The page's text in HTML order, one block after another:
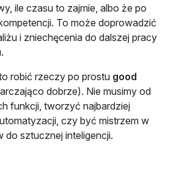
ile czasu to zajmie, albo że po
To może doprowadzić
i zniechęcenia do dalszej pracy
robić rzeczy po prostu good
dobrze). Nie musimy od
funkcji, tworzyć najbardziej
czy być mistrzem w
do sztucznej inteligencji.